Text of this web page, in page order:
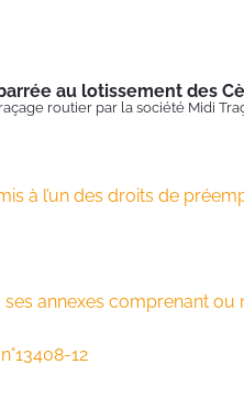
au lotissement des
routier par la société Midi
à l’un des droits de
annexes comprenant ou
12